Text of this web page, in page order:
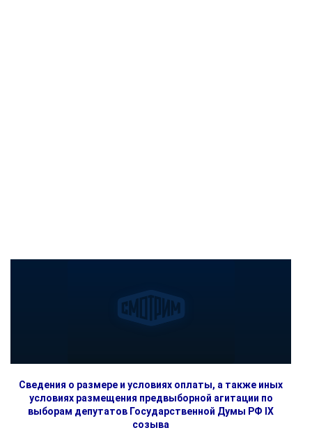
Сведения о размере и условиях оплаты, а также иных
условиях размещения предвыборной агитации по
выборам депутатов Государственной Думы РФ IX
созыва